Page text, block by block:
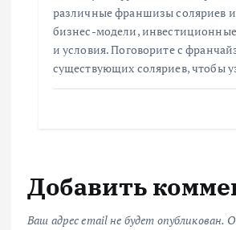
различные франшизы соляриев и
бизнес-модели,
и условия. Поговорите с
существующих соляриев, чтобы
Добавить
Ваш адрес email не будет опубликован.